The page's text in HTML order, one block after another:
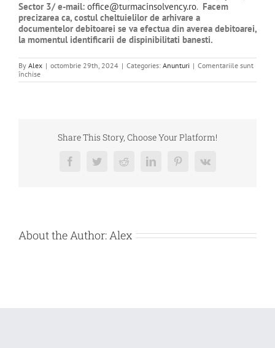
Sector 3/ e-mail: office@turmacinsolvency.ro. Facem
precizarea ca, costul cheltuielilor de arhivare a
documentelor debitoarei se va efectua din averea debitoarei,
la momentul identificarii de dispinibilitati banesti.
By Alex | octombrie 29th, 2024 | Categories: Anunturi | Comentariile sunt
închisepentru
CERERE
DEBITOAREShare This Story, Choose Your Platform!
FacebookTwitterRedditLinkedInPinterest
Vk
About the Author: Alex